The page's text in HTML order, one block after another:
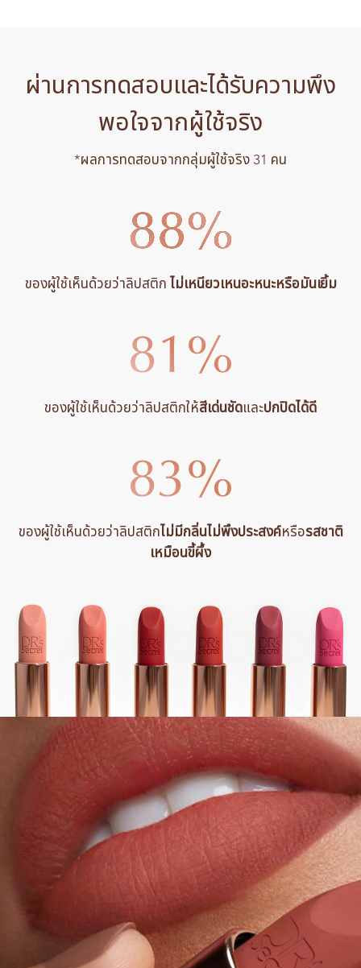
ผ่านการทดสอบและได้รับความพึง
พอใจจากผู้ใช้จริง
*ผลการทดสอบจากกลุ่มผู้ใช้จริง 31 คน
ของผู้ใช้เห็นด้วยว่าลิปสติกไม่เหนียวเหนอะหนะหรือมันเยิ้ม
ของผู้ใช้เห็นด้วยว่าลิปสติกให้สีเด่นชัดและปกปิดได้ดี
ของผู้ใช้เห็นด้วยว่าลิปสติกไม่มีกลิ่นไม่พึงประสงค์หรือรสชาติ
เหมือนขี้ผึ้ง